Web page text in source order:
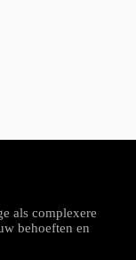
als complexere
behoeften en